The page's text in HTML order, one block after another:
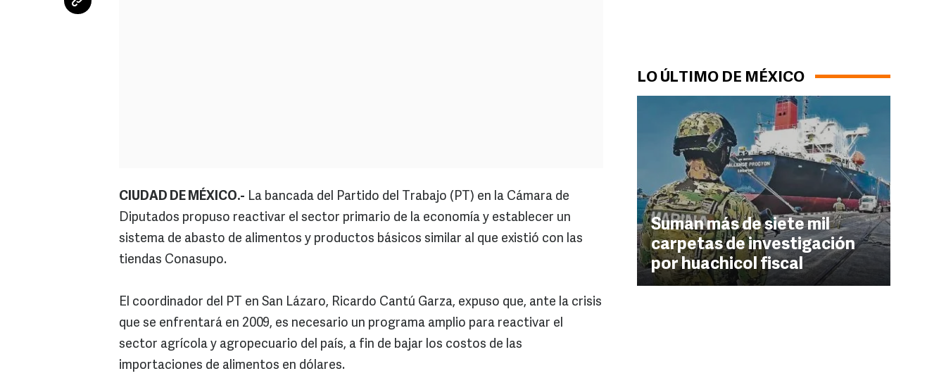
LO ÚLTIMO DE MÉXICO
Suman más de siete mil
carpetas de investigación
por huachicol fiscal
CIUDAD DE MÉXICO.- La bancada del Partido del Trabajo (PT) en la Cámara de
Diputados propuso reactivar el sector primario de la economía y establecer un
sistema de abasto de alimentos y productos básicos similar al que existió con las
tiendas Conasupo.
El coordinador del PT en San Lázaro, Ricardo Cantú Garza, expuso que, ante la crisis
que se enfrentará en 2009, es necesario un programa amplio para reactivar el
sector agrícola y agropecuario del país, a fin de bajar los costos de las
importaciones de alimentos en dólares.